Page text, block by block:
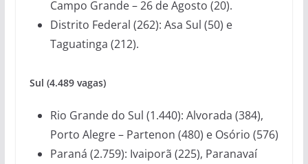
Campo Grande – 26 de Agosto (20).
Distrito Federal (262): Asa Sul (50) e
Taguatinga (212).
Sul (4.489 vagas)
Rio Grande do Sul (1.440): Alvorada (384),
Porto Alegre – Partenon (480) e Osório (576)
Paraná (2.759): Ivaiporã (225), Paranavaí